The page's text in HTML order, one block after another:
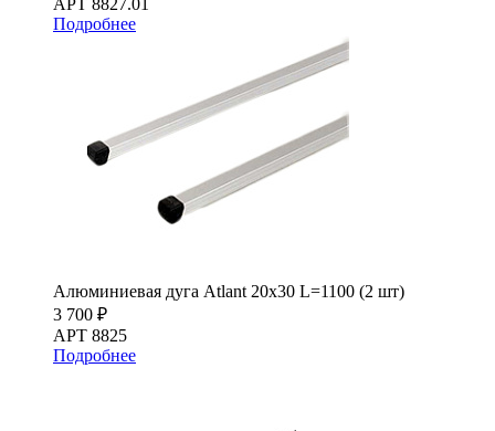
АРТ 8827.01
Подробнее
Алюминиевая дуга Atlant 20х30 L=1100 (2 шт)
3 700 ₽
АРТ 8825
Подробнее